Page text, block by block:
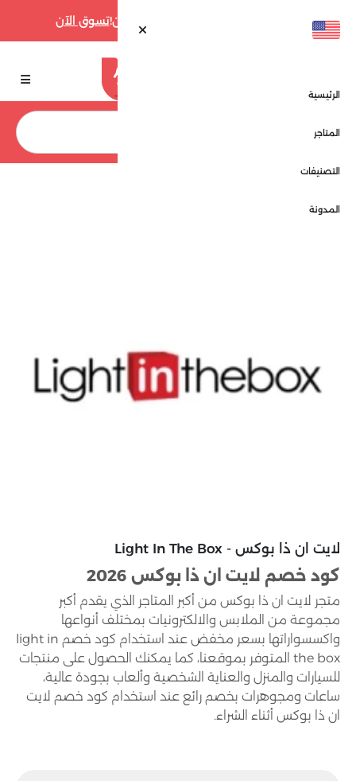
تسوق الآن
الرئيسية
المتاجر
التصنيفات
المدونة
لايت ان ذا بوكس - Light In The Box
كود خصم لايت ان ذا بوكس 2026
متجر لايت ان ذا بوكس من أكبر المتاجر الذي يقدم أكبر
مجموعة من الملابس والالكترونيات بمختلف أنواعها
واكسسواراتها بسعر مخفض عند استخدام كود خصم light in
the box المتوفر بموقعنا، كما يمكنك الحصول على منتجات
للسيارات والمنزل والعناية الشخصية وألعاب بجودة عالية،
ساعات ومجوهرات بخصم رائع عند استخدام كود خصم لايت
ان ذا بوكس أثناء الشراء.